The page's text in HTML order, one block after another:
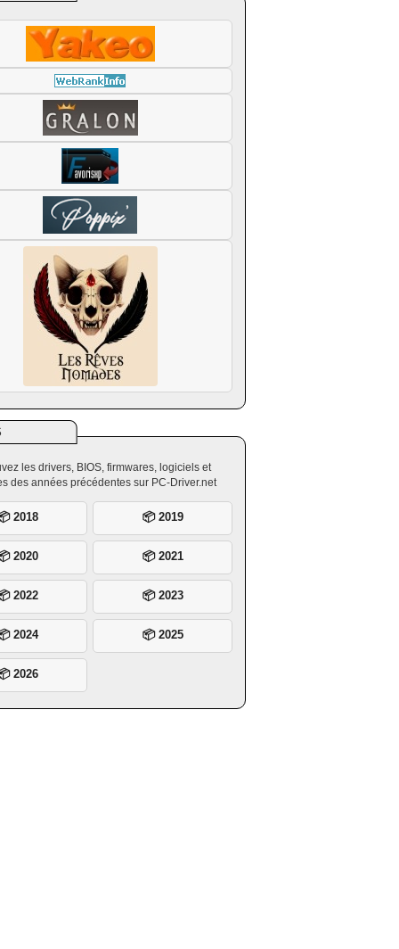
les drivers, BIOS, firmwares, logiciels et
des années précédentes sur PC-Driver.net
2018 📦 2019
2020 📦 2021
2022 📦 2023
2024 📦 2025
2026